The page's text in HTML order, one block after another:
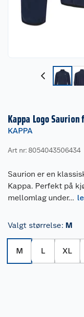
Kappa Logo
KAPPA
Art nr: 8054043506434
Saurion er en
Kappa. Perfekt på
mellomlag under...
Valgt størrelse: M
M L XL